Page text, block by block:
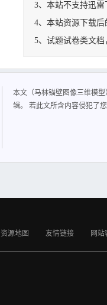
3、本站不支持迅雷
4、本站资源下载后
5、试题试卷类文档
本文（马林锚壁图像三维模
辑。 若此文所含内容侵犯了
资源地图 友情链接 网站